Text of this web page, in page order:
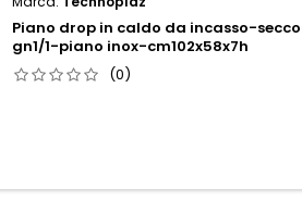
Piano drop in caldo da incasso-
gn1/1-piano inox-cm102x58x7h
(0)